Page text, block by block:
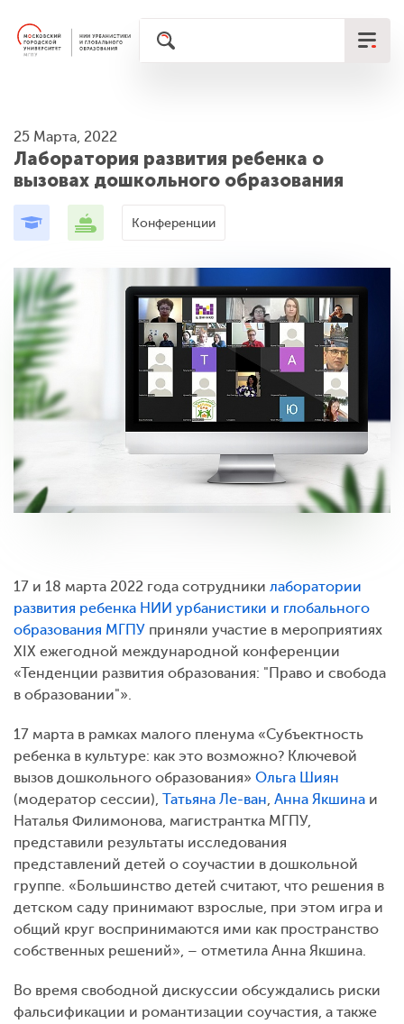
25 Марта, 2022
Лаборатория развития ребенка о
вызовах дошкольного образования
Конференции
17 и 18 марта 2022 года сотрудники лаборатории
развития ребенка НИИ урбанистики и глобального
образования МГПУ приняли участие в мероприятиях
XIX ежегодной международной конференции
«Тенденции развития образования: "Право и свобода
в образовании"».
17 марта в рамках малого пленума «Субъектность
ребенка в культуре: как это возможно? Ключевой
вызов дошкольного образования» Ольга Шиян
(модератор сессии), Татьяна Ле-ван, Анна Якшина и
Наталья Филимонова, магистрантка МГПУ,
представили результаты исследования
представлений детей о соучастии в дошкольной
группе. «Большинство детей считают, что решения в
детском саду принимают взрослые, при этом игра и
общий круг воспринимаются ими как пространство
собственных решений», – отметила Анна Якшина.
Во время свободной дискуссии обсуждались риски
фальсификации и романтизации соучастия, а также